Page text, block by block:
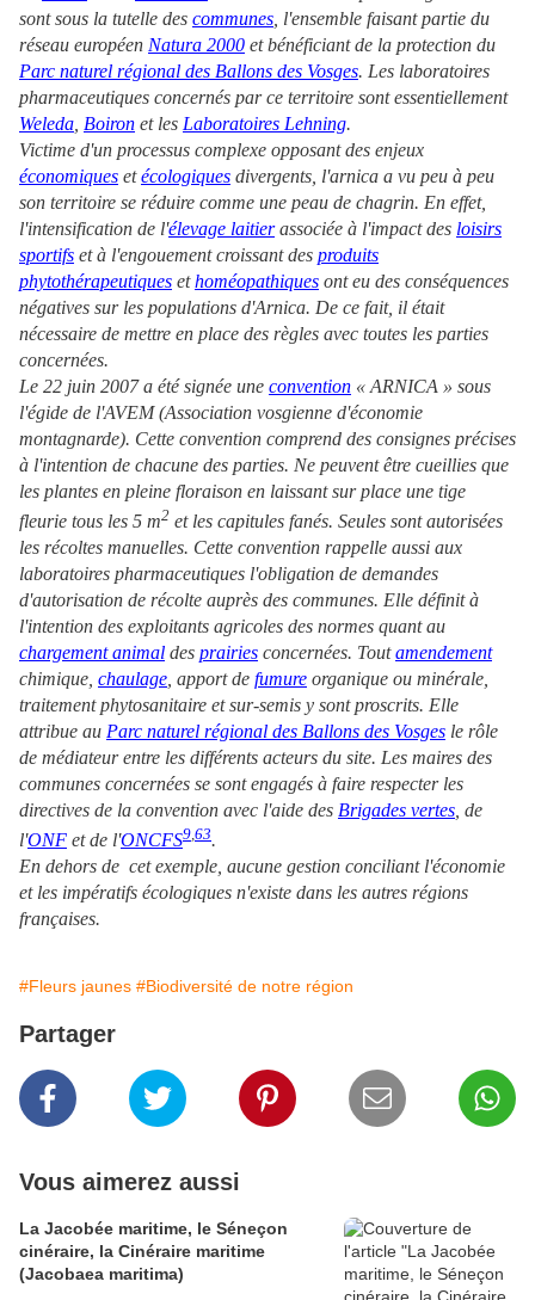
sont sous la tutelle des communes , l'ensemble faisant partie du
réseau européen Natura 2000 et bénéficiant de la protection du
Parc naturel régional des Ballons des Vosges. Les laboratoires
pharmaceutiques concernés par ce territoire sont essentiellement
Weleda Boiron et les Laboratoires Lehning.
Victime d'un processus complexe opposant des enjeux
économiques etécologiques divergents, l'arnica a vu peu à peu
son territoire se réduire comme une peau de chagrin. En effet,
l'intensification de l'élevage laitierassociée à l'impact des loisirs
sportifs et à l'engouement croissant des produits
phytothérapeutiques ethoméopathiques ont eu des conséquences
négatives sur les populations d'Arnica. De ce fait, il était
nécessaire de mettre en place des règles avec toutes les parties
concernées.
Le 22 juin 2007 a été signée une convention « ARNICA » sous
l'égide de l'AVEM (Association vosgienne d'économie
montagnarde). Cette convention comprend des consignes précises
à l'intention de chacune des parties. Ne peuvent être cueillies que
les plantes en pleine floraison en laissant sur place une tige
fleurie tous les 5 m2 et les capitules fanés. Seules sont autorisées
les récoltes manuelles. Cette convention rappelle aussi aux
laboratoires pharmaceutiques l'obligation de demandes
d'autorisation de récolte auprès des communes. Elle définit à
l'intention des exploitants agricoles des normes quant au
chargement animal des prairies concernées. Toutamendement
chimique, chaulage , apport de fumure organique ou minérale,
traitement phytosanitaire et sur-semis y sont proscrits. Elle
attribue au Parc naturel régional des Ballons des Vosges le rôle
de médiateur entre les différents acteurs du site. Les maires des
communes concernées se sont engagés à faire respecter les
directives de la convention avec l'aide des Brigades vertes , de
l'ONF et de l'ONCFS9,63.
En dehors de cet exemple, aucune gestion conciliant l'économie
et les impératifs écologiques n'existe dans les autres régions
françaises.
#Fleurs jaunes #Biodiversité de notre région
Partager
Vous aimerez aussi
La Jacobée maritime, le Séneçon
cinéraire, la Cinéraire maritime
(Jacobaea maritima)